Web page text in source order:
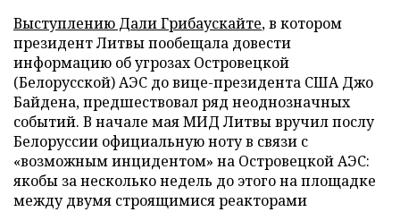
Выступлению Дали Грибаускайте, в котором
президент Литвы пообещала довести
информацию об угрозах Островецкой
(Белорусской) АЭС до вице-президента США Джо
Байдена, предшествовал ряд неоднозначных
событий. В начале мая МИД Литвы вручил послу
Белоруссии официальную ноту в связи с
«возможным инцидентом» на Островецкой АЭС:
якобы за несколько недель до этого на площадке
между двумя строящимися реакторами